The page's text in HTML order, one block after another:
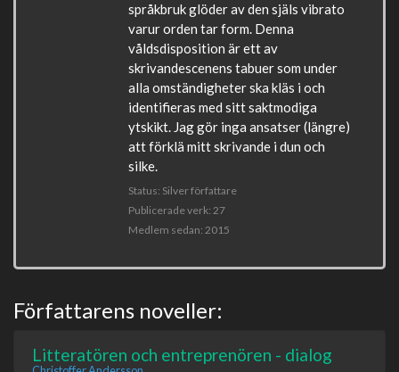
språkbruk glöder av den själs vibrato
varur orden tar form. Denna
våldsdisposition är ett av
skrivandescenens tabuer som under
alla omständigheter ska kläs i och
identifieras med sitt saktmodiga
ytskikt. Jag gör inga ansatser (längre)
att förklä mitt skrivande i dun och
silke.
Status: Silver författare
Publicerade verk: 27
Medlem sedan: 2015
Författarens noveller:
Litteratören och entreprenören - dialog